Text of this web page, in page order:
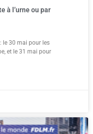
à l’urne ou par
le 30 mai pour les
et le 31 mai pour